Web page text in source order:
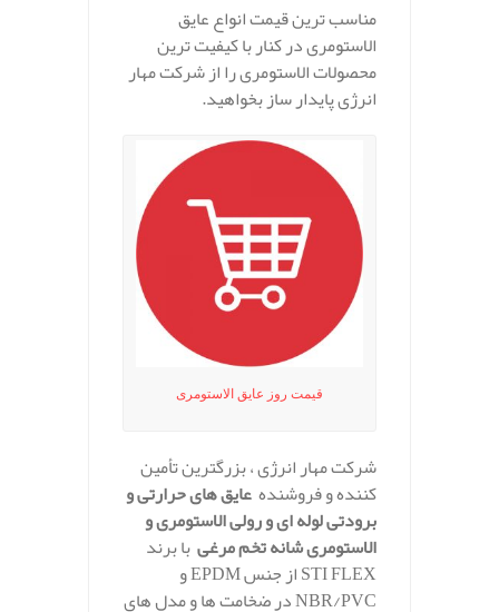
مناسب ترین قیمت انواع عایق
الاستومری در کنار با کیفیت ترین
محصولات الاستومری را از شرکت مهار
انرژی پایدار ساز بخواهید.
قیمت روز عایق الاستومری
شرکت مهار انرژی ، بزرگترین تأمین
کننده و فروشندهعایق های حرارتی و
برودتی لوله ای و رولی الاستومری و
الاستومری شانه تخم مرغیبا برند
STI FLEX از جنس EPDM و
NBR/PVC در ضخامت ها و مدل های